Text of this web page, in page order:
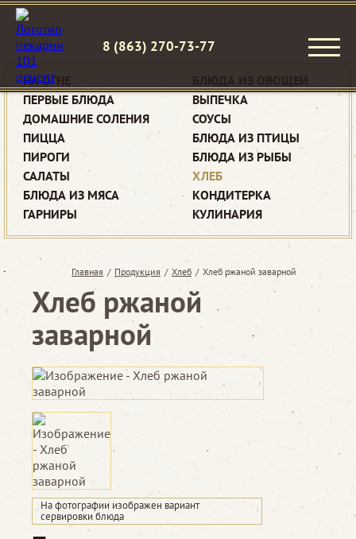
8 (863) 270-73-77
НА ОГНЕ
ПЕРВЫЕ БЛЮДА
ДОМАШНИЕ СОЛЕНИЯ
ПИЦЦА
ПИРОГИ
САЛАТЫ
БЛЮДА ИЗ МЯСА
ГАРНИРЫ
ВЫПЕЧКА
СОУСЫ
БЛЮДА ИЗ ПТИЦЫ
БЛЮДА ИЗ РЫБЫ
ХЛЕБ
КОНДИТЕРКА
КУЛИНАРИЯ
Главная / Продукция / Хлеб / Хлеб ржаной заварной
Хлеб ржаной
заварной
На фотографии изображен вариант
сервировки блюда